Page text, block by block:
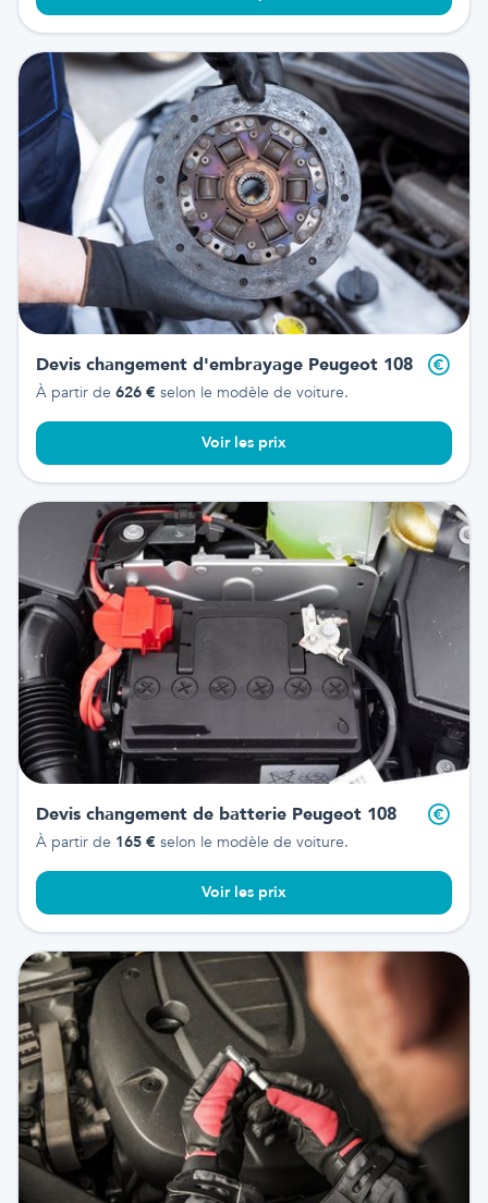
Devis changement d'embrayage Peugeot 108
À partir de 626 € selon le modèle de voiture.
Voir les prix
Devis changement de batterie Peugeot 108
À partir de 165 € selon le modèle de voiture.
Voir les prix